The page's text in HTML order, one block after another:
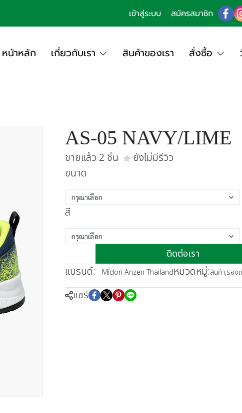
เข้าสู่ระบบ สมัครสมาชิก
หน้าหลัก เกี่ยวกับเรา สินค้าของเรา สั่งซื้อ
AS-05 NAVY/LIME
ขายแล้ว 2 ชิ้น ยังไม่มีรีวิว
ขนาด
กรุณาเลือก
สี
กรุณาเลือก
ติดต่อเรา
แบรนด์: Midori Anzen Thailandหมวดหมู่:สินค้า,รอง
แชร์